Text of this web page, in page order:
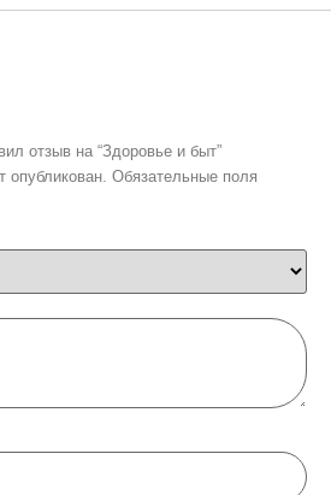
отзыв на “Здоровье и быт”
Обязательные поля